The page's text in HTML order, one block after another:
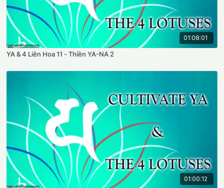
01:08:01
YA & 4 Liên Hoa 11 - Thiền YA-NA 2
01:00:12